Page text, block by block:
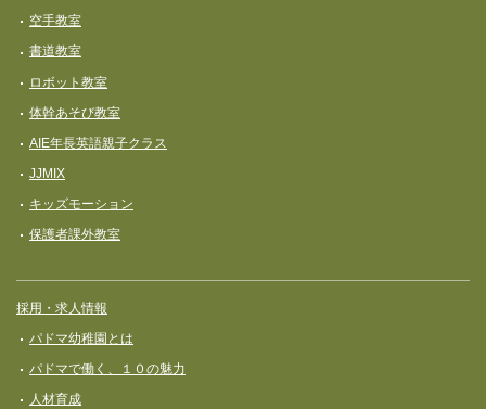
空手教室
書道教室
ロボット教室
体幹あそび教室
AIE年長英語親子クラス
JJMIX
キッズモーション
保護者課外教室
採用・求人情報
パドマ幼稚園とは
パドマで働く、１０の魅力
人材育成